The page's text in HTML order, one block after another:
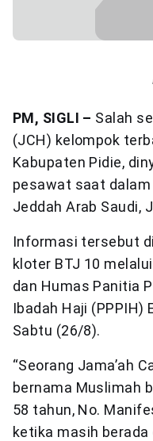
‎PM, SIGLI – Salah
(JCH) kelompok
Kabupaten Pidie,
pesawat saat
Jeddah Arab Saudi,
Informasi tersebut
kloter BTJ 10
dan Humas Panitia
Ibadah Haji (PPPIH)
Sabtu (26/8).
“Seorang Jama’ah
bernama Muslimah
58 tahun, No.
ketika masih